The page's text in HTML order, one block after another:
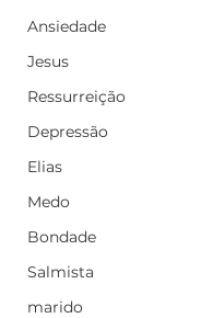
Ansiedade
Jesus
Ressurreição
Depressão
Elias
Medo
Bondade
Salmista
marido